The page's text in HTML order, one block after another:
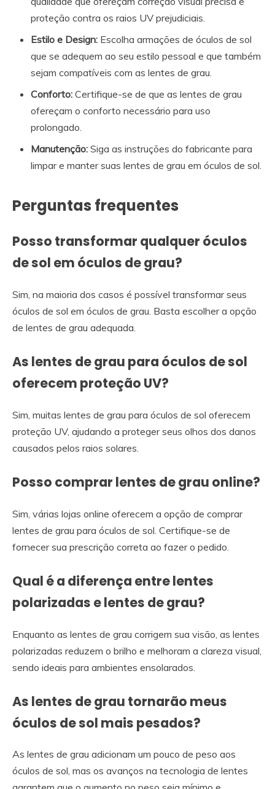
proteção contra os raios UV prejudiciais.
Estilo e Design: Escolha armações de óculos de sol
que se adequem ao seu estilo pessoal e que também
sejam compatíveis com as lentes de grau.
Conforto: Certifique-se de que as lentes de grau
ofereçam o conforto necessário para uso
prolongado.
Manutenção: Siga as instruções do fabricante para
limpar e manter suas lentes de grau em óculos de sol.
Perguntas frequentes
Posso transformar qualquer óculos
de sol em óculos de grau?
Sim, na maioria dos casos é possível transformar seus
óculos de sol em óculos de grau. Basta escolher a opção
de lentes de grau adequada.
As lentes de grau para óculos de sol
oferecem proteção UV?
Sim, muitas lentes de grau para óculos de sol oferecem
proteção UV, ajudando a proteger seus olhos dos danos
causados pelos raios solares.
Posso comprar lentes de grau online?
Sim, várias lojas online oferecem a opção de comprar
lentes de grau para óculos de sol. Certifique-se de
fornecer sua prescrição correta ao fazer o pedido.
Qual é a diferença entre lentes
polarizadas e lentes de grau?
Enquanto as lentes de grau corrigem sua visão, as lentes
polarizadas reduzem o brilho e melhoram a clareza visual,
sendo ideais para ambientes ensolarados.
As lentes de grau tornarão meus
óculos de sol mais pesados?
As lentes de grau adicionam um pouco de peso aos
óculos de sol, mas os avanços na tecnologia de lentes